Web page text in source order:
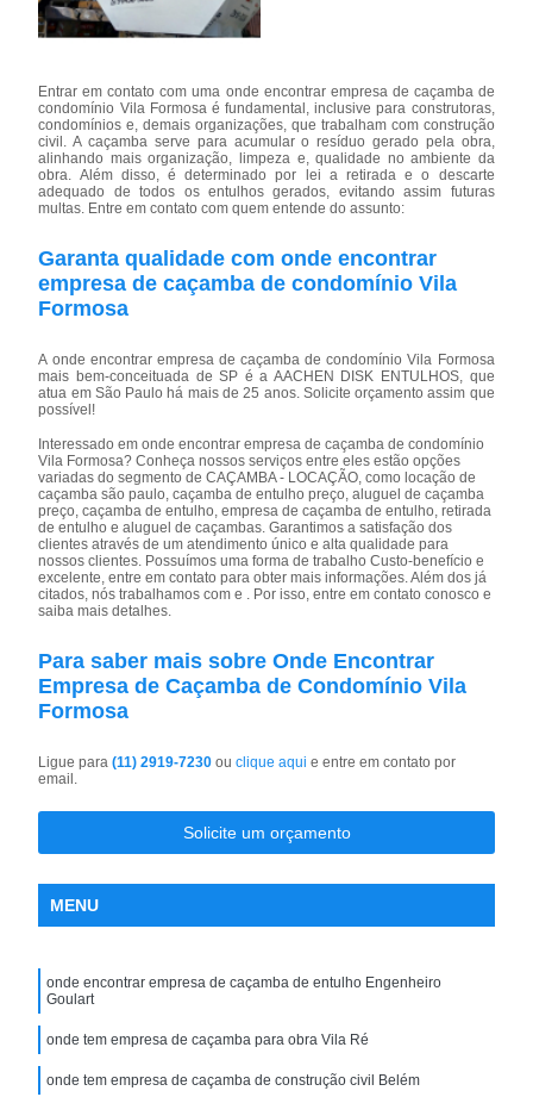
Entrar em contato com uma onde encontrar empresa de caçamba de
condomínio Vila Formosa é fundamental, inclusive para construtoras,
condomínios e, demais organizações, que trabalham com construção
civil. A caçamba serve para acumular o resíduo gerado pela obra,
alinhando mais organização, limpeza e, qualidade no ambiente da
obra. Além disso, é determinado por lei a retirada e o descarte
adequado de todos os entulhos gerados, evitando assim futuras
multas. Entre em contato com quem entende do assunto:
Garanta qualidade com onde encontrar
empresa de caçamba de condomínio Vila
Formosa
A onde encontrar empresa de caçamba de condomínio Vila Formosa
mais bem-conceituada de SP é a AACHEN DISK ENTULHOS, que
atua em São Paulo há mais de 25 anos. Solicite orçamento assim que
possível!
Interessado em onde encontrar empresa de caçamba de condomínio
Vila Formosa? Conheça nossos serviços entre eles estão opções
variadas do segmento de CAÇAMBA - LOCAÇÃO, como locação de
caçamba são paulo, caçamba de entulho preço, aluguel de caçamba
preço, caçamba de entulho, empresa de caçamba de entulho, retirada
de entulho e aluguel de caçambas. Garantimos a satisfação dos
clientes através de um atendimento único e alta qualidade para
nossos clientes. Possuímos uma forma de trabalho Custo-benefício e
excelente, entre em contato para obter mais informações. Além dos já
citados, nós trabalhamos com e . Por isso, entre em contato conosco e
saiba mais detalhes.
Para saber mais sobre Onde Encontrar
Empresa de Caçamba de Condomínio Vila
Formosa
Ligue para(11) 2919-7230ouclique aqui e entre em contato por
email.
Solicite um orçamento
MENU
onde encontrar empresa de caçamba de entulho Engenheiro
Goulart
onde tem empresa de caçamba para obra Vila Ré
onde tem empresa de caçamba de construção civil Belém